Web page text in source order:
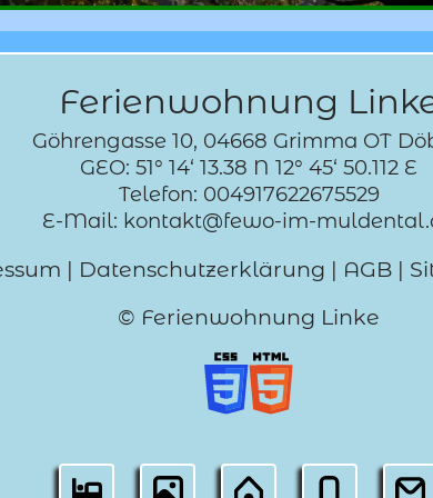
Ferienwohnung
Göhrengasse 10, 04668 Grimma OT
GEO: 51° 14‘ 13.38 N 12° 45‘ 50.112 E
Telefon: 004917622675529
E-Mail: kontakt@fewo-im-
| Datenschutzerklärung | AGB|
© Ferienwohnung Linke